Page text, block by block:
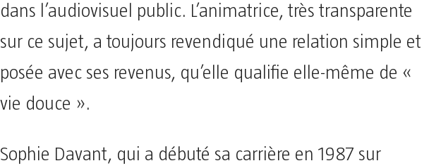
dans l’audiovisuel public. L’animatrice, très transparente
sur ce sujet, a toujours revendiqué une relation simple et
posée avec ses revenus, qu’elle qualifie elle-même de «
vie douce ».
Sophie Davant, qui a débuté sa carrière en 1987 sur